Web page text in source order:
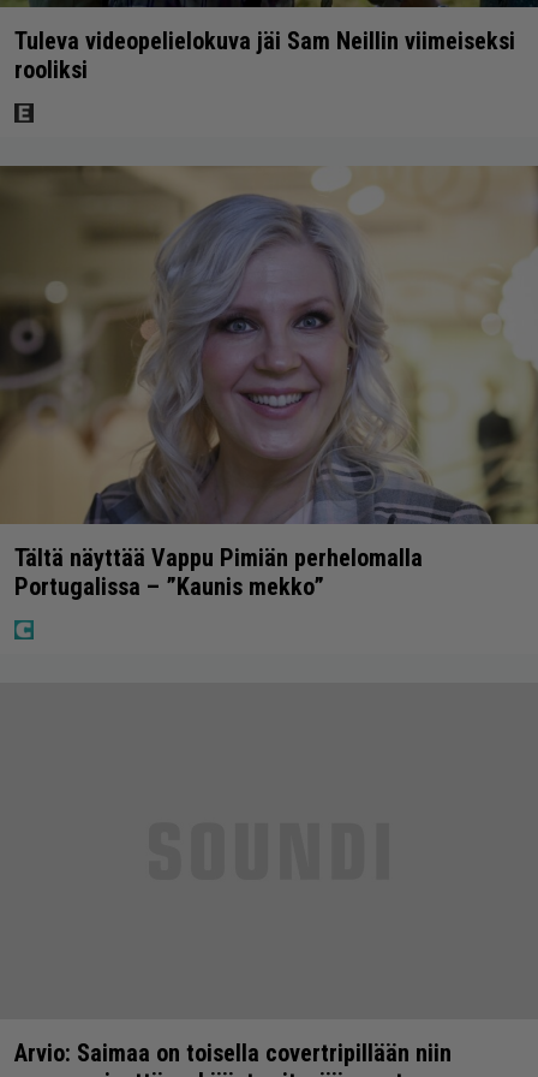
Tuleva videopelielokuva jäi Sam Neillin viimeiseksi
rooliksi
Tältä näyttää Vappu Pimiän perhelomalla
Portugalissa – ”Kaunis mekko”
Arvio: Saimaa on toisella covertripillään niin